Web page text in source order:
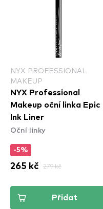
NYX PROFESSIONAL
MAKEUP
NYX Professional
Makeup oční linka Epic
Ink Liner
Oční linky
-5%
265 kč 279 kč
Přidat